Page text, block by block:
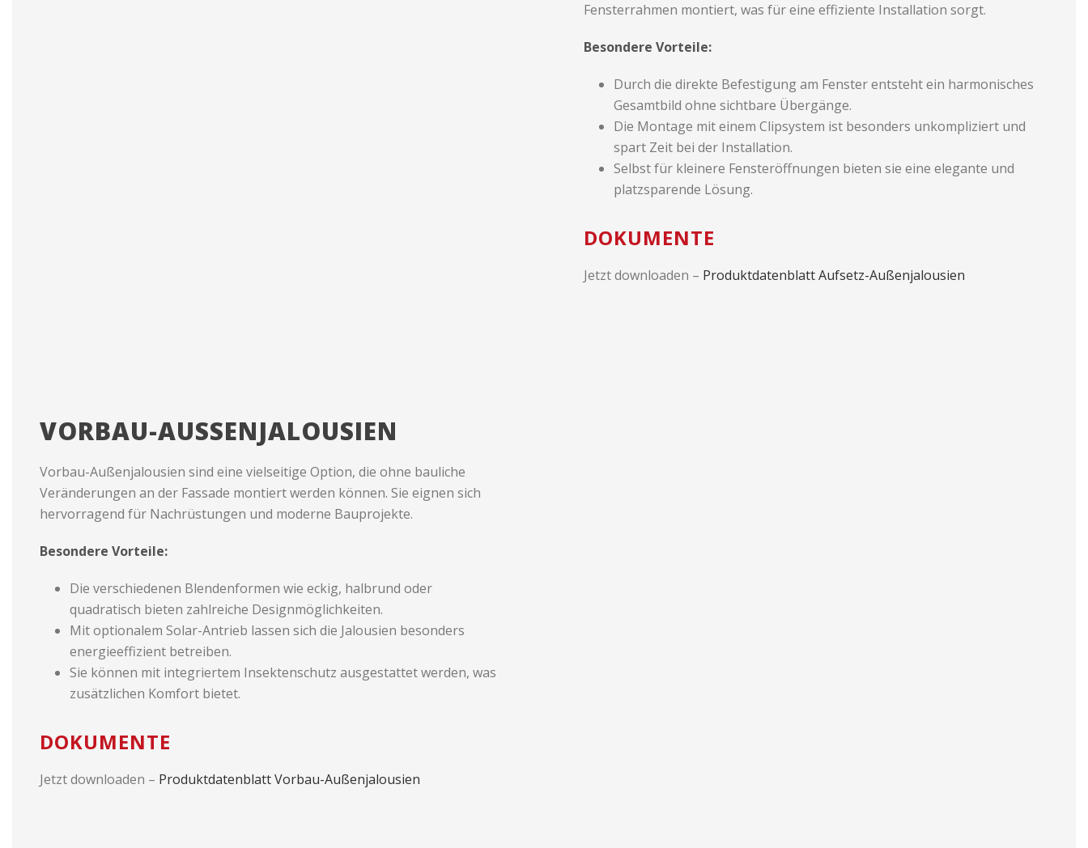
Fensterrahmen montiert, was für eine effiziente Installation sorgt.
Besondere Vorteile:
Durch die direkte Befestigung am Fenster entsteht ein harmonisches
Gesamtbild ohne sichtbare Übergänge.
Die Montage mit einem Clipsystem ist besonders unkompliziert und
spart Zeit bei der Installation.
Selbst für kleinere Fensteröffnungen bieten sie eine elegante und
platzsparende Lösung.
DOKUMENTE
Jetzt downloaden – Produktdatenblatt Aufsetz-Außenjalousien
VORBAU-AUSSENJALOUSIEN
Vorbau-Außenjalousien sind eine vielseitige Option, die ohne bauliche
Veränderungen an der Fassade montiert werden können. Sie eignen sich
hervorragend für Nachrüstungen und moderne Bauprojekte.
Besondere Vorteile:
Die verschiedenen Blendenformen wie eckig, halbrund oder
quadratisch bieten zahlreiche Designmöglichkeiten.
Mit optionalem Solar-Antrieb lassen sich die Jalousien besonders
energieeffizient betreiben.
Sie können mit integriertem Insektenschutz ausgestattet werden, was
zusätzlichen Komfort bietet.
DOKUMENTE
Jetzt downloaden – Produktdatenblatt Vorbau-Außenjalousien